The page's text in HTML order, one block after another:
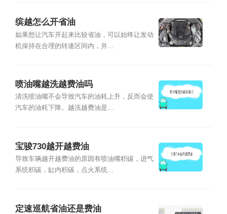
缤越怎么开省油
如果想让汽车开起来比较省油，可以始终让发动
机保持在合理的转速区间内，并...
喷油嘴越洗越费油吗
清洗喷油嘴不会导致汽车的油耗上升，反而会使
汽车的油耗下降。越洗越费油是...
宝骏730越开越费油
导致车辆越开越费油的原因有喷油嘴积碳，进气
系统积碳，缸内积碳，点火系统...
定速巡航省油还是费油